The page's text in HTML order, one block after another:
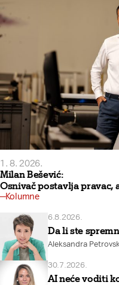
1. 8. 2026.
Milan Bešević:
Osnivač postavlja
Kolumne
6.8.2026.
Da li ste
Aleksandra
30.7.2026.
AI neće voditi